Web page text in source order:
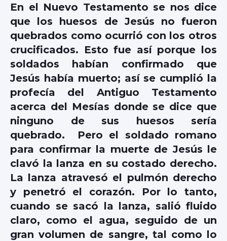
En el Nuevo Testamento se nos dice
que los huesos de Jesús no fueron
quebrados como ocurrió con los otros
crucificados. Esto fue así porque los
soldados habían confirmado que
Jesús había muerto; así se cumplió la
profecía del Antiguo Testamento
acerca del Mesías donde se dice que
ninguno de sus huesos sería
quebrado. Pero el soldado romano
para confirmar la muerte de Jesús le
clavó la lanza en su costado derecho.
La lanza atravesó el pulmón derecho
y penetró el corazón. Por lo tanto,
cuando se sacó la lanza, salió fluido
claro, como el agua, seguido de un
gran volumen de sangre, tal como lo